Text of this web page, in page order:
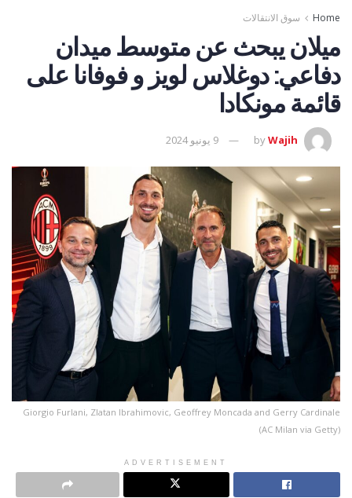
Home سوق الانتقالات
ميلان يبحث عن متوسط ميدان
دفاعي: دوغلاس لويز و فوفانا على
قائمة مونكادا
byWajih 9 يونيو 2024
Giorgio Furlani, Zlatan Ibrahimovic, Geoffrey Moncada and Gerry Cardinale
(AC Milan via Getty)
ADVERTISEMENT